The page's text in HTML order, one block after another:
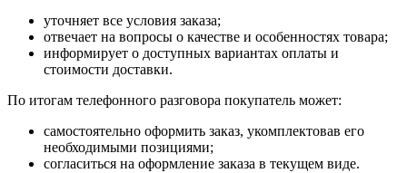
уточняет все условия заказа;
отвечает на вопросы о качестве и особенностях товара;
информирует о доступных вариантах оплаты и
стоимости доставки.
По итогам телефонного разговора покупатель может:
самостоятельно оформить заказ, укомплектовав его
необходимыми позициями;
согласиться на оформление заказа в текущем виде.